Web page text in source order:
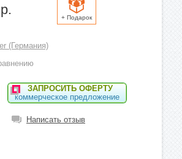
+ Подарок
(Германия)
ЗАПРОСИТЬ ОФЕРТУ
коммерческое предложение
Написать отзыв